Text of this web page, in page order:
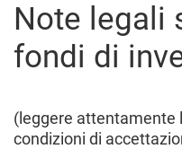
Note legali
fondi di
(leggere attentamente
condizioni di